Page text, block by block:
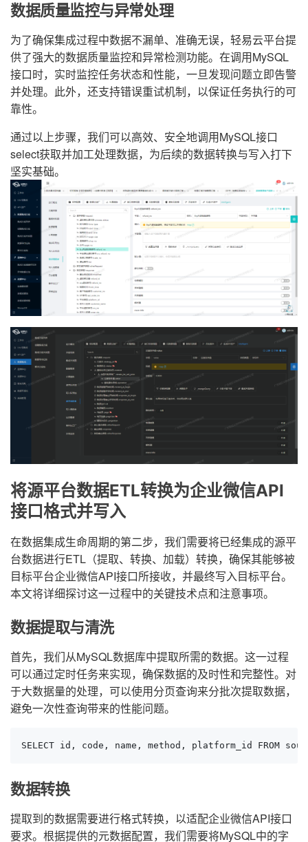
数据质量监控与异常处理
为了确保集成过程中数据不漏单、准确无误，轻易云平台提
供了强大的数据质量监控和异常检测功能。在调用MySQL
接口时，实时监控任务状态和性能，一旦发现问题立即告警
并处理。此外，还支持错误重试机制，以保证任务执行的可
靠性。
通过以上步骤，我们可以高效、安全地调用MySQL接口
select获取并加工处理数据，为后续的数据转换与写入打下
坚实基础。
将源平台数据ETL转换为企业微信API
接口格式并写入
在数据集成生命周期的第二步，我们需要将已经集成的源平
台数据进行ETL（提取、转换、加载）转换，确保其能够被
目标平台企业微信API接口所接收，并最终写入目标平台。
本文将详细探讨这一过程中的关键技术点和注意事项。
数据提取与清洗
首先，我们从MySQL数据库中提取所需的数据。这一过程
可以通过定时任务来实现，确保数据的及时性和完整性。对
于大数据量的处理，可以使用分页查询来分批次提取数据，
避免一次性查询带来的性能问题。
SELECT id, code, name, method, platform_id FROM
数据转换
提取到的数据需要进行格式转换，以适配企业微信API接口
要求。根据提供的元数据配置，我们需要将MySQL中的字